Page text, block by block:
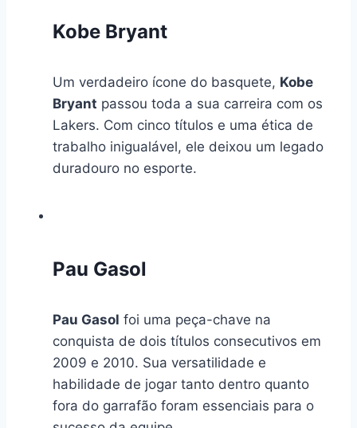
Kobe Bryant
Um verdadeiro ícone do basquete, Kobe
Bryant passou toda a sua carreira com os
Lakers. Com cinco títulos e uma ética de
trabalho inigualável, ele deixou um legado
duradouro no esporte.
Pau Gasol
Pau Gasol foi uma peça-chave na
conquista de dois títulos consecutivos em
2009 e 2010. Sua versatilidade e
habilidade de jogar tanto dentro quanto
fora do garrafão foram essenciais para o